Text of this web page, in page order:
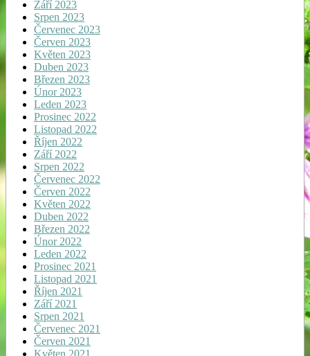
Září 2023
Srpen 2023
Červenec 2023
Červen 2023
Květen 2023
Duben 2023
Březen 2023
Únor 2023
Leden 2023
Prosinec 2022
Listopad 2022
Říjen 2022
Září 2022
Srpen 2022
Červenec 2022
Červen 2022
Květen 2022
Duben 2022
Březen 2022
Únor 2022
Leden 2022
Prosinec 2021
Listopad 2021
Říjen 2021
Září 2021
Srpen 2021
Červenec 2021
Červen 2021
Květen 2021